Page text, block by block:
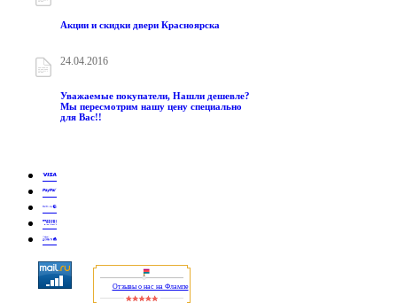
Акции и скидки двери Красноярска
24.04.2016
Уважаемые покупатели, Нашли дешевле?
Мы пересмотрим нашу цену специально
для Вас!!
Отзывы о нас на Флампе